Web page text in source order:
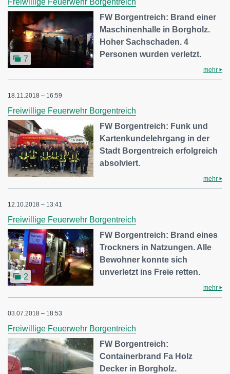
Freiwillige Feuerwehr Borgentreich
7
FW Borgentreich: Brand einer
Maschinenhalle in Borgholz.
Hoher Sachschaden. 4
Personen wurden verletzt.
mehr
18.11.2018 – 16:59
Freiwillige Feuerwehr Borgentreich
FW Borgentreich: Funk und
Kartenkundelehrgang in der
Stadt Borgentreich erfolgreich
absolviert.
mehr
12.10.2018 – 13:41
Freiwillige Feuerwehr Borgentreich
2
FW Borgentreich: Brand eines
Trockners in Natzungen. Alle
Bewohner konnte sich
unverletzt ins Freie retten.
mehr
03.07.2018 – 18:53
Freiwillige Feuerwehr Borgentreich
FW Borgentreich:
Containerbrand Fa Holz
Decker in Borgholz.